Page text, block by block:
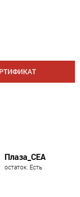
Плаза_СЕА
остаток: Есть